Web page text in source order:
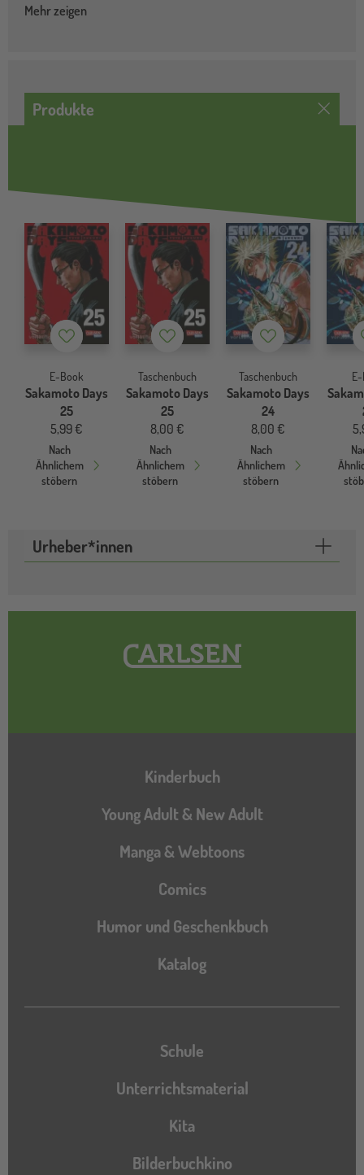
Mehr zeigen
Produkte
Merkzettel
E-Book
Sakamoto Days
25
5,99 €
Nach
Ähnlichem
stöbern
Merkzettel
Taschenbuch
Sakamoto Days
25
8,00 €
Nach
Ähnlichem
stöbern
Merkzettel
Taschenbuch
Sakamoto Days
24
8,00 €
Nach
Ähnlichem
stöbern
Urheber*innen
Hauptnavigation
Kinderbuch
Young Adult & New Adult
Manga & Webtoons
Comics
Humor und Geschenkbuch
Katalog
Katalog
Schule
Unterrichtsmaterial
Kita
Bilderbuchkino